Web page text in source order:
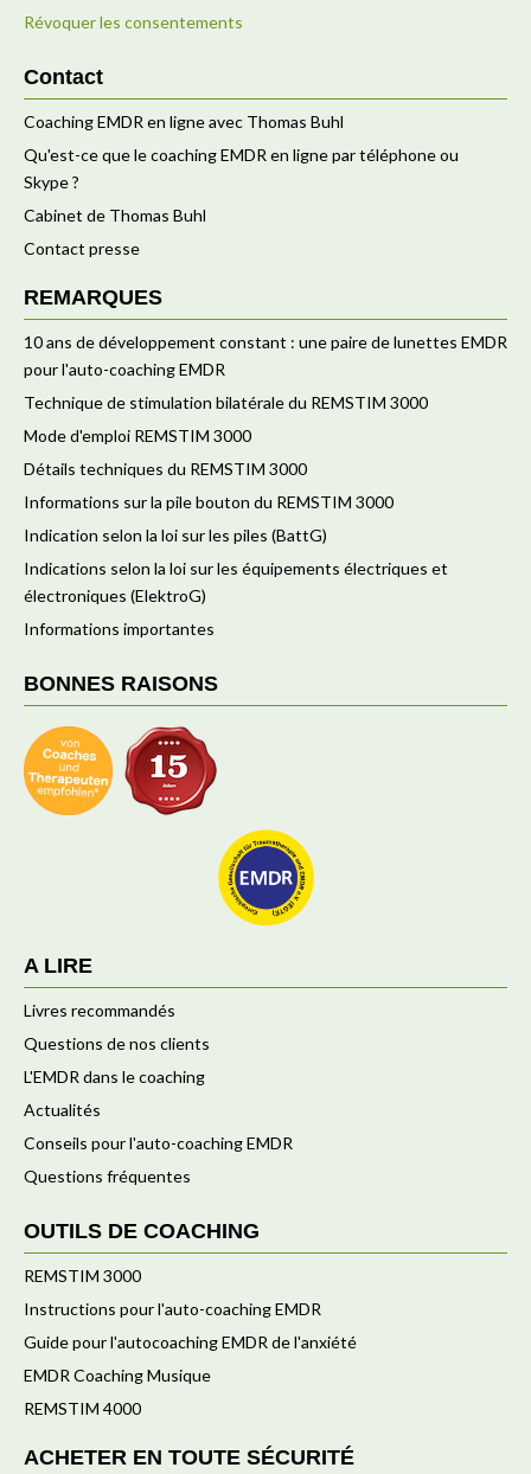
Révoquer les consentements
Contact
Coaching EMDR en ligne avec Thomas Buhl
Qu'est-ce que le coaching EMDR en ligne par téléphone ou
Skype ?
Cabinet de Thomas Buhl
Contact presse
REMARQUES
10 ans de développement constant : une paire de lunettes EMDR
pour l'auto-coaching EMDR
Technique de stimulation bilatérale du REMSTIM 3000
Mode d'emploi REMSTIM 3000
Détails techniques du REMSTIM 3000
Informations sur la pile bouton du REMSTIM 3000
Indication selon la loi sur les piles (BattG)
Indications selon la loi sur les équipements électriques et
électroniques (ElektroG)
Informations importantes
BONNES RAISONS
A LIRE
Livres recommandés
Questions de nos clients
L'EMDR dans le coaching
Actualités
Conseils pour l'auto-coaching EMDR
Questions fréquentes
OUTILS DE COACHING
REMSTIM 3000
Instructions pour l'auto-coaching EMDR
Guide pour l'autocoaching EMDR de l'anxiété
EMDR Coaching Musique
REMSTIM 4000
ACHETER EN TOUTE SÉCURITÉ